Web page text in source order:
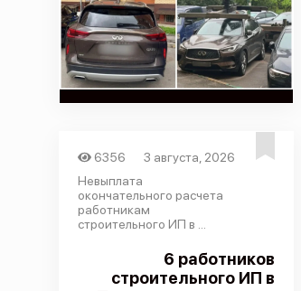
6356
3 августа, 2026
Невыплата
окончательного расчета
работникам
строительного ИП в ...
6 работников
строительного ИП в